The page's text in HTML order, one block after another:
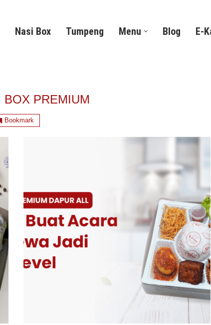
Nasi Box Tumpeng Menu Blog E-
BOX PREMIUM
Bookmark